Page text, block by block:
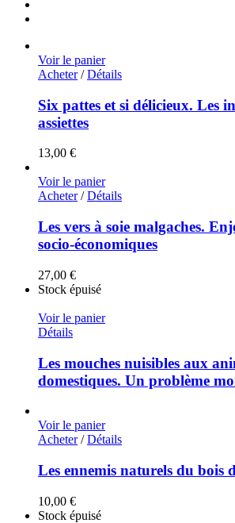
Voir le panier
Acheter / Détails
Six pattes et si délicieux. Les
assiettes
13,00 €
Voir le panier
Acheter / Détails
Les vers à soie malgaches.
socio-économiques
27,00 €
Stock épuisé
Voir le panier
Détails
Les mouches nuisibles aux
domestiques. Un problème
Voir le panier
Acheter / Détails
Les ennemis naturels du bois
10,00 €
Stock épuisé